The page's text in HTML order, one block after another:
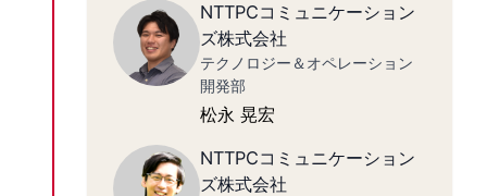
NTTPCコミュニケーション
ズ株式会社
テクノロジー＆オペレーション
開発部
松永 晃宏
NTTPCコミュニケーション
ズ株式会社